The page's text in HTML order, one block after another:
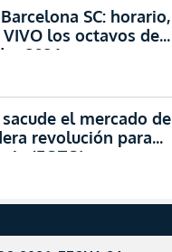
SC: horario,
los octavos de
2026
el mercado de
revolución para
(FOTO)